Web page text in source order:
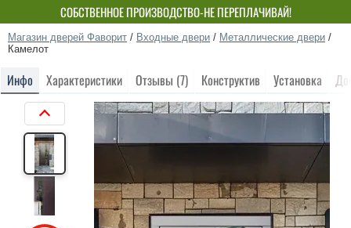
СОБСТВЕННОЕ ПРОИЗВОДСТВО-НЕ ПЕРЕПЛАЧИВАЙ!
Магазин дверей Фаворит / Входные двери / Металлические двери /
Камелот
Инфо Характеристики Отзывы (7) Конструктив Установка